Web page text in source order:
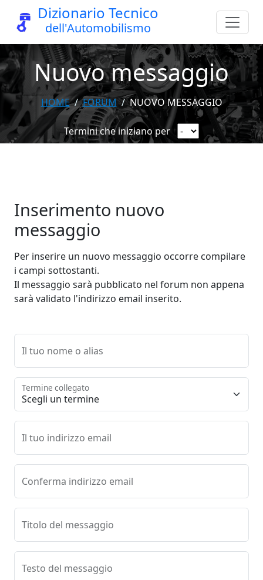
Dizionario Tecnico
dell'Automobilismo
Nuovo messaggio
HOME FORUM NUOVO MESSAGGIO
Termini che iniziano per
Inserimento nuovo
messaggio
Per inserire un nuovo messaggio occorre compilare
i campi sottostanti.
Il messaggio sarà pubblicato nel forum non appena
sarà validato l'indirizzo email inserito.
Il tuo nome o alias
Termine collegato
Il tuo indirizzo email
Conferma indirizzo email
Titolo del messaggio
Testo del messaggio